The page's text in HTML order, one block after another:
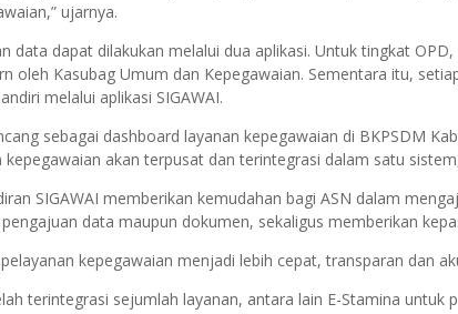
ujarnya.
data dapat dilakukan melalui dua aplikasi. Untuk tingkat
oleh Kasubag Umum dan Kepegawaian. Sementara itu,
melalui aplikasi SIGAWAI.
sebagai dashboard layanan kepegawaian di BKPSDM
kepegawaian akan terpusat dan terintegrasi dalam satu
SIGAWAI memberikan kemudahan bagi ASN dalam
data maupun dokumen, sekaligus memberikan
kepegawaian menjadi lebih cepat, transparan dan
terintegrasi sejumlah layanan, antara lain E-Stamina untuk